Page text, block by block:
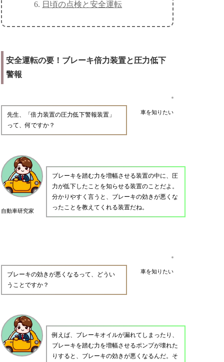
日頃の点検と安全運転
安全運転の要！ブレーキ倍力装置と圧力低下
警報
車を知りたい
先生、「倍力装置の圧力低下警報装置」
って、何ですか？
自動車研究家
ブレーキを踏む力を増幅させる装置の中に、圧
力が低下したことを知らせる装置のことだよ。
分かりやすく言うと、ブレーキの効きが悪くな
ったことを教えてくれる装置だね。
車を知りたい
ブレーキの効きが悪くなるって、どうい
うことですか？
例えば、ブレーキオイルが漏れてしまったり、
ブレーキを踏む力を増幅させるポンプが壊れた
りすると、ブレーキの効きが悪くなるんだ。そ